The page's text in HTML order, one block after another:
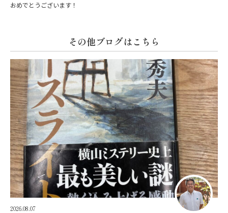
おめでとうございます！
その他ブログはこちら
2026.08.07